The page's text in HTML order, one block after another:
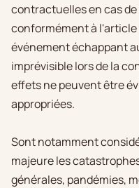
contractuelles en cas
conformément à l'article
événement échappant
imprévisible lors de la
effets ne peuvent être
appropriées.
Sont notamment
majeure les
générales, pandémies,